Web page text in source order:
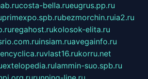
costa-bella.rueugrus.pp.ru
primexpo.spb.rubezmorchin.ruia2.ru
regahost.rukolosok-elita.ru
insiam.ruavegainfo.ru
vlast16.rukorru.net
extelopedia.rulammin-suo.spb.ru